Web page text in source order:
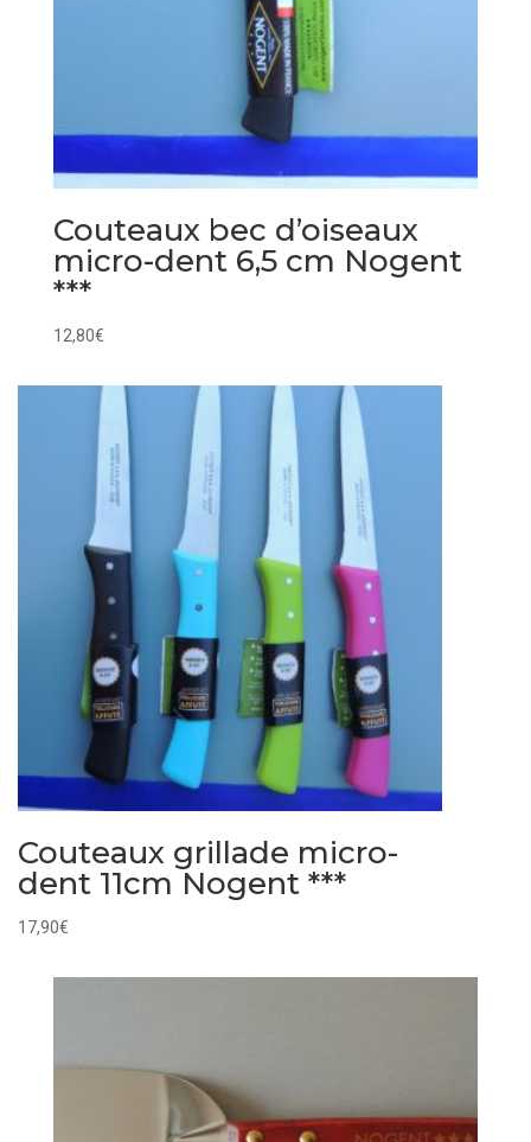
Couteaux bec d’oiseaux
micro-dent 6,5 cm Nogent
***
12,80€
Couteaux grillade micro-
dent 11cm Nogent ***
17,90€